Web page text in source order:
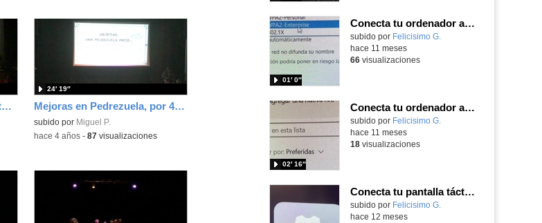
Graduación 6º Primaria Santa Ana 2022 Mejoras en Pedrezuela, por 4º de Primaria
subido por Miguel P.
24′ 19″
-hace 4 años- 87 visualizaciones
Conecta tu ordenador a Internet con WEDU_PRIM en los colegios de la CAM
Contenido educativo.
subido por Felicisimo G.
01′ 0″
hace 11 meses
66visualizaciones
Conecta tu ordenador a WEDU_PRIM en los colegios de la Comunidad de Madrid
Contenido educativo.
subido por Felicisimo G.
02′ 16″
hace 11 meses
18visualizaciones
Conecta tu pantalla táctil Dahua a internet usando EDU_PRIM
Contenido educativo.
subido por Felicisimo G.
hace 12 meses